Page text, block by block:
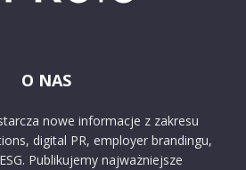
O NAS
nowe informacje z zakresu
digital PR, employer brandingu,
Publikujemy najważniejsze